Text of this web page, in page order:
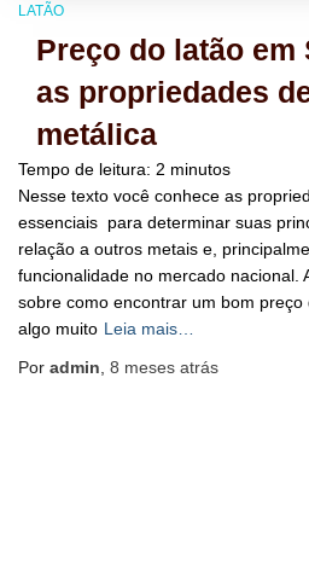
LATÃO
Preço do latão em
as propriedades
metálica
Tempo de leitura: 2 minutos
Nesse texto você conhece as
essenciais para determinar suas
relação a outros metais e,
funcionalidade no mercado nacional.
sobre como encontrar um bom preço
algo muito Leia mais…
Por admin 8 meses atrás